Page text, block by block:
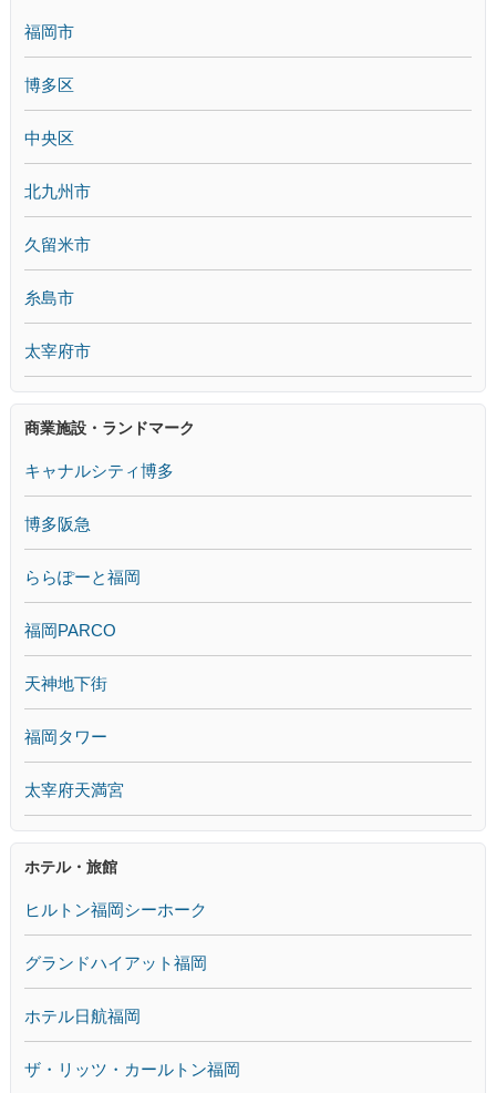
福岡市
博多区
中央区
北九州市
久留米市
糸島市
太宰府市
商業施設・ランドマーク
キャナルシティ博多
博多阪急
ららぽーと福岡
福岡PARCO
天神地下街
福岡タワー
太宰府天満宮
ホテル・旅館
ヒルトン福岡シーホーク
グランドハイアット福岡
ホテル日航福岡
ザ・リッツ・カールトン福岡